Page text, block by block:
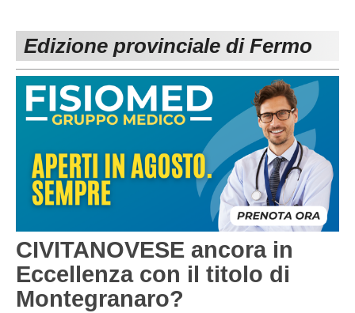
Carica la tua Rosa
1^ CATEGORIA
2^ CATEGORIA
3^ CATEGORIA
Edizione provinciale di Fermo
CIVITANOVESE ancora in
Eccellenza con il titolo di
Montegranaro?